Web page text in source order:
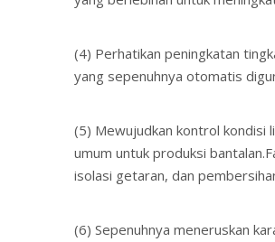
(4) Perhatikan peningkatan
yang sepenuhnya otomatis
(5) Mewujudkan kontrol kondisi
umum untuk produksi
isolasi getaran, dan
(6) Sepenuhnya meneruskan